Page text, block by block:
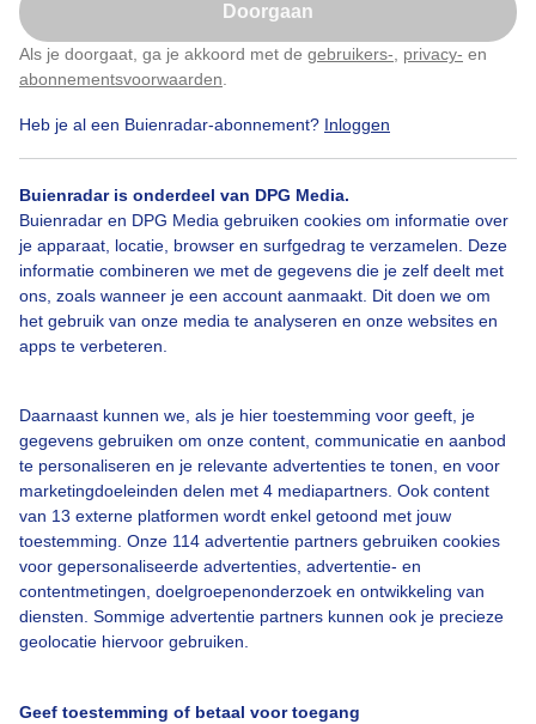
Doorgaan
Als je doorgaat, ga je akkoord met de gebruikers- privacy- en
abonnementsvoorwaarden
Heb je al een Buienradar-abonnement? Inloggen
Buienradar is onderdeel van DPG Media.
Buienradar en DPG Media gebruiken cookies om informatie over
je apparaat, locatie, browser en surfgedrag te verzamelen. Deze
informatie combineren we met de gegevens die je zelf deelt met
ons, zoals wanneer je een account aanmaakt. Dit doen we om
het gebruik van onze media te analyseren en onze websites en
apps te verbeteren.
Daarnaast kunnen we, als je hier toestemming voor geeft, je
gegevens gebruiken om onze content, communicatie en aanbod
te personaliseren en je relevante advertenties te tonen, en voor
marketingdoeleinden delen met 4 mediapartners. Ook content
van 13 externe platformen wordt enkel getoond met jouw
toestemming. Onze 114 advertentie partners gebruiken cookies
voor gepersonaliseerde advertenties, advertentie- en
contentmetingen, doelgroepenonderzoek en ontwikkeling van
diensten. Sommige advertentie partners kunnen ook je precieze
geolocatie hiervoor gebruiken.
Geef toestemming of betaal voor toegang
Door: Peter Vermeulen Gemaakt: 06-09-2025, 65x bekeken
Zon
Bekijk slideshow
Een moment geduld aub...
Klik hierom dit aan te passen